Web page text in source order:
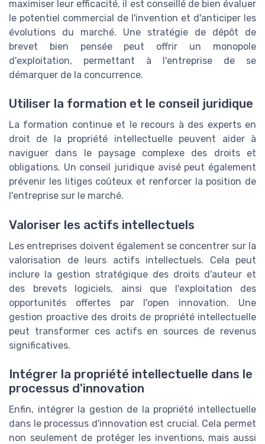
maximiser leur efficacité, il est conseillé de bien évaluer
le potentiel commercial de l'invention et d'anticiper les
évolutions du marché. Une stratégie de dépôt de
brevet bien pensée peut offrir un monopole
d'exploitation, permettant à l'entreprise de se
démarquer de la concurrence.
Utiliser la formation et le conseil juridique
La formation continue et le recours à des experts en
droit de la propriété intellectuelle peuvent aider à
naviguer dans le paysage complexe des droits et
obligations. Un conseil juridique avisé peut également
prévenir les litiges coûteux et renforcer la position de
l'entreprise sur le marché.
Valoriser les actifs intellectuels
Les entreprises doivent également se concentrer sur la
valorisation de leurs actifs intellectuels. Cela peut
inclure la gestion stratégique des droits d'auteur et
des brevets logiciels, ainsi que l'exploitation des
opportunités offertes par l'open innovation. Une
gestion proactive des droits de propriété intellectuelle
peut transformer ces actifs en sources de revenus
significatives.
Intégrer la propriété intellectuelle dans le
processus d'innovation
Enfin, intégrer la gestion de la propriété intellectuelle
dans le processus d'innovation est crucial. Cela permet
non seulement de protéger les inventions, mais aussi